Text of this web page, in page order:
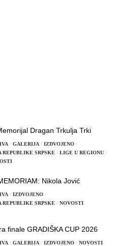
Dragan Trkulja Trki
GALERIJA
IZDVOJENO
REPUBLIKE SRPSKE
LIGE U REGIONU
Nikola Jović
IZDVOJENO
REPUBLIKE SRPSKE
NOVOSTI
finale GRADIŠKA CUP 2026
GALERIJA IZDVOJENO NOVOSTI